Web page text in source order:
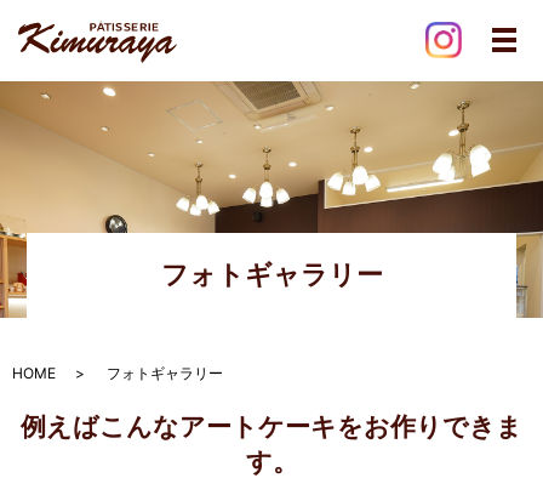
メ
フォトギャラリー
HOME フォトギャラリー
例えばこんなアートケーキをお作りできま
す。